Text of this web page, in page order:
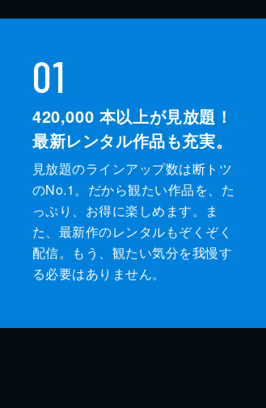
01
420,000 本以上が見放題！
最新レンタル作品も充実。
見放題のラインアップ数は断トツ
のNo.1。だから観たい作品を、た
っぷり、お得に楽しめます。ま
た、最新作のレンタルもぞくぞく
配信。もう、観たい気分を我慢す
る必要はありません。